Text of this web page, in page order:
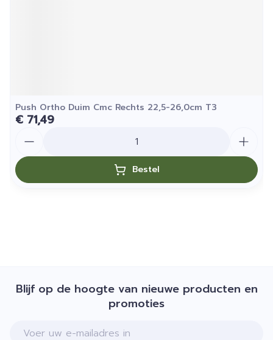
Push Ortho Duim Cmc Rechts 22,5-26,0cm T3
€ 71,49
Bestel
Blijf op de hoogte van nieuwe producten en
promoties
E-mail adres